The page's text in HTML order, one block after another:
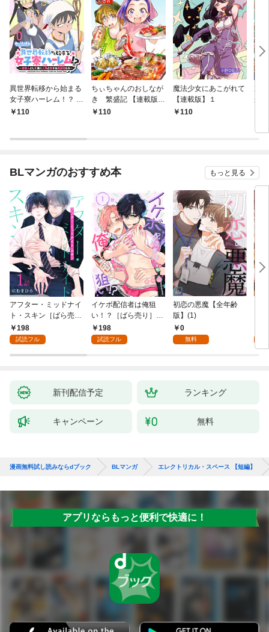
異世界転移から始まる
女子寮ハーレム！？ ～
管理人として働く人間
110
ちぃちゃんのおしなが
き 繁盛記 【連載版】
１110
魔法少女にあこがれて
【連載版】１
110
東
か
な
BLマンガのおすすめ本 もっと見る
アフター・ミッドナイ
ト・スキン［ばら売
り］ 第1話
198
試読フル
イケボ配信者は俺狙
い！？［ばら売り］
第1話
198
試読フル
初恋の悪魔【全年齢
版】(1)
0
無料
新刊配信予定 ランキング
キャンペーン 無料
漫画無料試し読みならdブック BLマンガ エレクトリカル・スペース 【短編】
アプリならもっと便利で快適に！